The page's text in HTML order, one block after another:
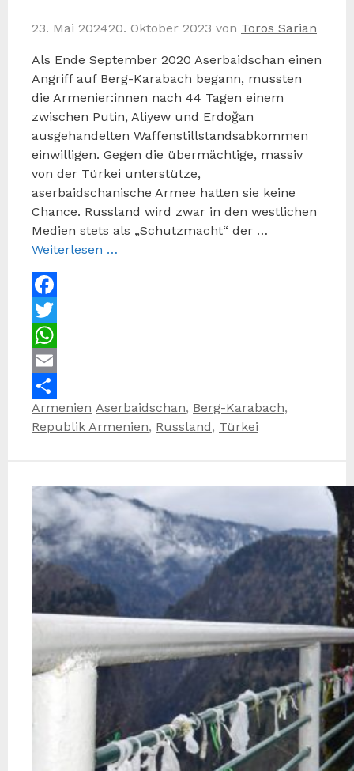
23. Mai 202420. Oktober 2023 von Toros Sarian
Als Ende September 2020 Aserbaidschan einen
Angriff auf Berg-Karabach begann, mussten
die Armenier:innen nach 44 Tagen einem
zwischen Putin, Aliyew und Erdoğan
ausgehandelten Waffenstillstandsabkommen
einwilligen. Gegen die übermächtige, massiv
von der Türkei unterstütze,
aserbaidschanische Armee hatten sie keine
Chance. Russland wird zwar in den westlichen
Medien stets als „Schutzmacht“ der …
Weiterlesen …
Facebook
Twitter
WhatsApp
Email
Teilen
Kategorien
Armenien Schlagwörter
Aserbaidschan, Berg-Karabach,
Republik Armenien, Russland, Türkei